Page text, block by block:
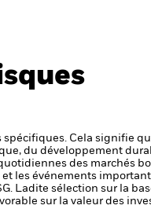
Cela signifie
du développement
des marchés
les événements
Ladite sélection sur la
sur la valeur des